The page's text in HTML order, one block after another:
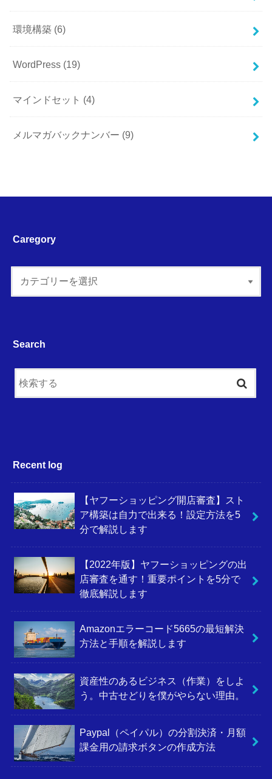
環境構築 (6)
WordPress (19)
マインドセット (4)
メルマガバックナンバー (9)
Caregory
Search
Recent log
【ヤフーショッピング開店審査】スト
ア構築は自力で出来る！設定方法を5
分で解説します
【2022年版】ヤフーショッピングの出
店審査を通す！重要ポイントを5分で
徹底解説します
Amazonエラーコード5665の最短解決
方法と手順を解説します
資産性のあるビジネス（作業）をしよ
う。中古せどりを僕がやらない理由。
Paypal（ペイパル）の分割決済・月額
課金用の請求ボタンの作成方法